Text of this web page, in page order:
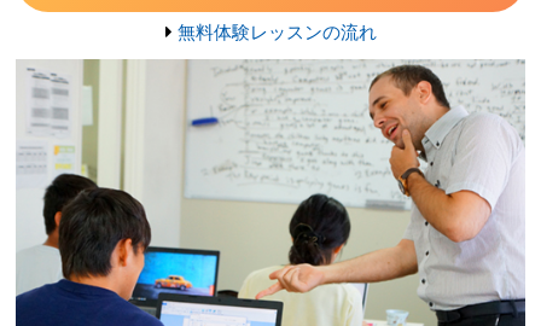
無料体験レッスンの流れ